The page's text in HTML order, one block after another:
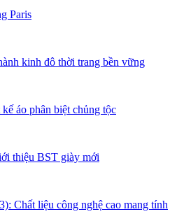
Paris
kinh đô thời trang bền vững
áo phân biệt chủng tộc
thiệu BST giày mới
Chất liệu công nghệ cao mang tính